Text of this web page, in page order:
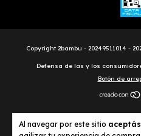
Al navegar por este sitio
Copyright 2bambu - 20249511014 -
Defensa de las y los
Botón de